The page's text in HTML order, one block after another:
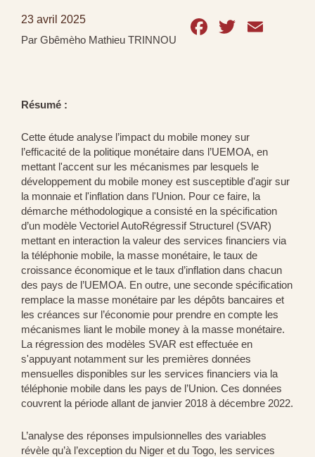
23 avril 2025 Facebook
Twitter
Par Gbêmèho Mathieu TRINNOU
Résumé :
Cette étude analyse l’impact du mobile money sur
l’efficacité de la politique monétaire dans l’UEMOA, en
mettant l'accent sur les mécanismes par lesquels le
développement du mobile money est susceptible d'agir sur
la monnaie et l'inflation dans l'Union. Pour ce faire, la
démarche méthodologique a consisté en la spécification
d’un modèle Vectoriel AutoRégressif Structurel (SVAR)
mettant en interaction la valeur des services financiers via
la téléphonie mobile, la masse monétaire, le taux de
croissance économique et le taux d’inflation dans chacun
des pays de l’UEMOA. En outre, une seconde spécification
remplace la masse monétaire par les dépôts bancaires et
les créances sur l’économie pour prendre en compte les
mécanismes liant le mobile money à la masse monétaire.
La régression des modèles SVAR est effectuée en
s'appuyant notamment sur les premières données
mensuelles disponibles sur les services financiers via la
téléphonie mobile dans les pays de l’Union. Ces données
couvrent la période allant de janvier 2018 à décembre 2022.
L’analyse des réponses impulsionnelles des variables
révèle qu’à l’exception du Niger et du Togo, les services